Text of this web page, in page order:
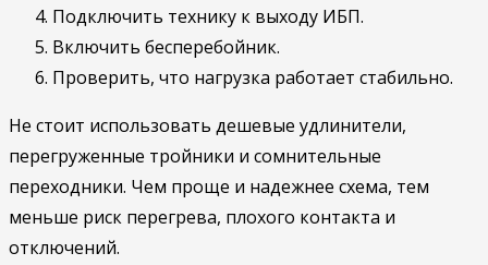
Подключить технику к выходу ИБП.
Включить бесперебойник.
Проверить, что нагрузка работает стабильно.
Не стоит использовать дешевые удлинители,
перегруженные тройники и сомнительные
переходники. Чем проще и надежнее схема, тем
меньше риск перегрева, плохого контакта и
отключений.